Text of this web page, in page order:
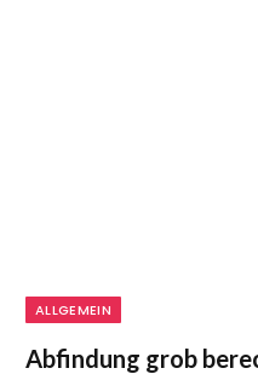
ALLGEMEIN
Abfindung grob